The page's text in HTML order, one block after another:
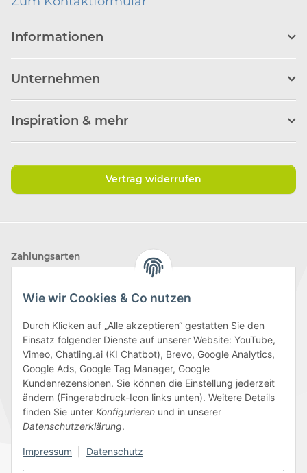
Wie wir Cookies & Co nutzen
Durch Klicken auf „Alle akzeptieren“ gestatten Sie den
Einsatz folgender Dienste auf unserer Website: YouTube,
Vimeo, Chatling.ai (KI Chatbot), Brevo, Google Analytics,
Google Ads, Google Tag Manager, Google
Kundenrezensionen. Sie können die Einstellung jederzeit
ändern (Fingerabdruck-Icon links unten). Weitere Details
finden Sie unter Konfigurieren und in unserer
Datenschutzerklärung.
Impressum Datenschutz
Informationen
Unternehmen
Inspiration & mehr
Vertrag widerrufen
Zahlungsarten
Wir versenden mit
Folge uns